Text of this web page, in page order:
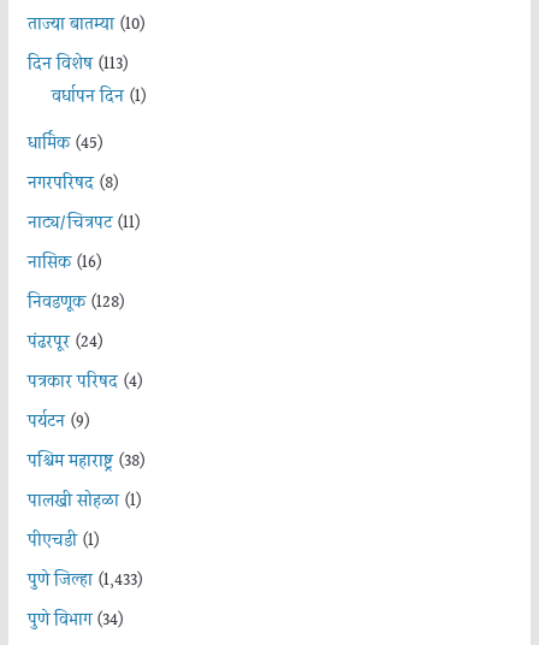
ताज्या बातम्या(10)
दिन विशेष(113)
वर्धापन दिन(1)
धार्मिक(45)
नगरपरिषद(8)
नाट्य/चित्रपट(11)
नासिक(16)
निवडणूक(128)
पंढरपूर(24)
पत्रकार परिषद(4)
पर्यटन(9)
पश्चिम महाराष्ट्र(38)
पालखी सोहळा(1)
पीएचडी(1)
पुणे जिल्हा(1,433)
पुणे विभाग(34)